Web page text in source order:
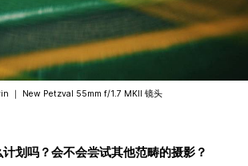
｜ New Petzval 55mm f/1.7 MKII 镜头
划吗？会不会尝试其他范畴的摄影？